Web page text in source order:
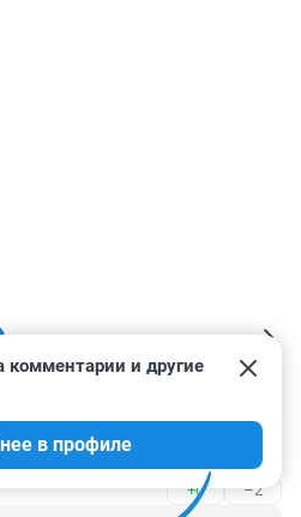
+0 –2
комментарии и другие
в профиле